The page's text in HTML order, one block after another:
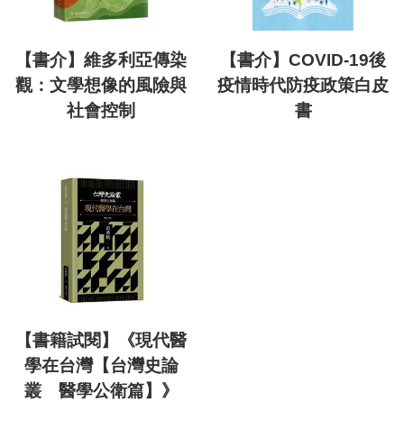
【書介】維多利亞傳染
觀：文學想像的風險與
社會控制
【書介】COVID-19後
疫情時代防疫政策白皮
書
【書籍試閱】《現代醫
學在台灣【台灣史論
叢 醫學公衛篇】》